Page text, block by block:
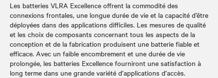
Les batteries VLRA Excellence offrent la commodité des
connexions frontales, une longue durée de vie et la capacité d’être
déployées dans des applications difficiles. Les mesures de qualité
et les choix de composants concernant tous les aspects de la
conception et de la fabrication produisent une batterie fiable et
efficace. Avec un faible encombrement et une durée de vie
prolongée, les batteries Excellence fourniront une satisfaction à
long terme dans une grande variété d’applications d’accès.